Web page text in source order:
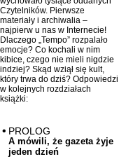
Czytelników. Pierwsze
materiały i archiwalia –
najpierw u nas w Internecie!
Dlaczego „Tempo” rozpalało
emocje? Co kochali w nim
kibice, czego nie mieli nigdzie
indziej? Skąd wziął się kult,
który trwa do dziś? Odpowiedzi
w kolejnych rozdziałach
książki:
PROLOG
A mówili, że gazeta żyje
jeden dzień